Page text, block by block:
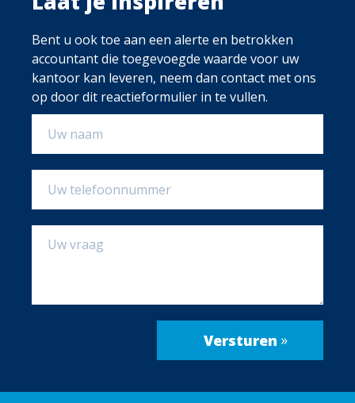
Bent u ook toe aan een alerte en betrokken
accountant die toegevoegde waarde voor uw
kantoor kan leveren, neem dan contact met ons
op door dit reactieformulier in te vullen.